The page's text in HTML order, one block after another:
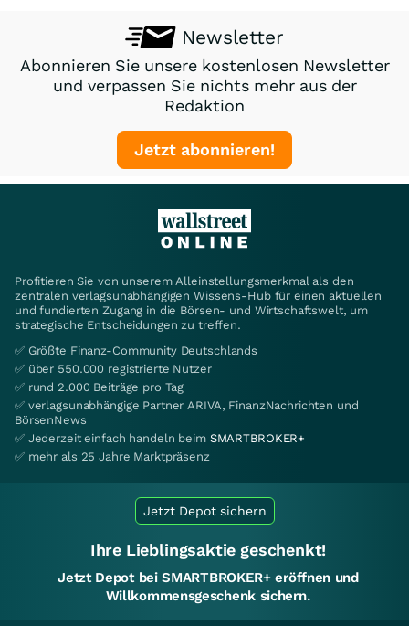
Newsletter
Abonnieren Sie unsere kostenlosen Newsletter
und verpassen Sie nichts mehr aus der
Redaktion
Jetzt abonnieren!
Profitieren Sie von unserem Alleinstellungsmerkmal als den
zentralen verlagsunabhängigen Wissens-Hub für einen aktuellen
und fundierten Zugang in die Börsen- und Wirtschaftswelt, um
strategische Entscheidungen zu treffen.
✅ Größte Finanz-Community Deutschlands
✅ über 550.000 registrierte Nutzer
✅ rund 2.000 Beiträge pro Tag
✅ verlagsunabhängige Partner ARIVA, FinanzNachrichten und
BörsenNews
✅ Jederzeit einfach handeln beim SMARTBROKER+
✅ mehr als 25 Jahre Marktpräsenz
Jetzt Depot sichern
Ihre Lieblingsaktie geschenkt!
Jetzt Depot bei SMARTBROKER+ eröffnen und
Willkommensgeschenk sichern.